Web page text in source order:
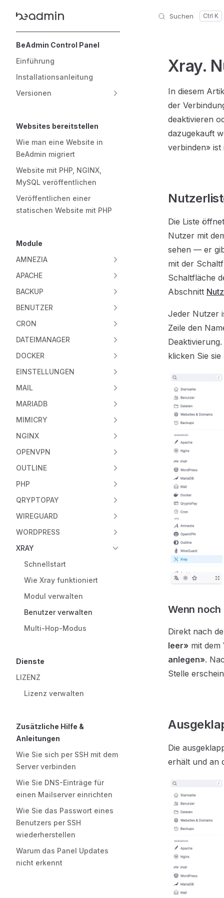
Skip to content Suchen
BeAdmin Control Panel
Einführung
Installationsanleitung
Versionen
Websites bereitstellen
Wie man eine Website in
BeAdmin migriert
Website mit PHP, NGINX,
MySQL veröffentlichen
Veröffentlichen einer
statischen Website mit PHP
Module
AMNEZIA
APACHE
BACKUP
BENUTZER
CRON
DATEIMANAGER
DOCKER
EINSTELLUNGEN
MAIL
MARIADB
MIMICRY
NGINX
OPENVPN
OUTLINE
PHP
QRYPTOPAY
WIREGUARD
WORDPRESS
XRAY
Schnellstart
Wie Xray funktioniert
Modul verwalten
Benutzer verwalten
Multi-Hop-Modus
Dienste
LIZENZ
Lizenz verwalten
Zusätzliche Hilfe &
Anleitungen
Wie Sie sich per SSH mit dem
Server verbinden
Wie Sie DNS-Einträge für
einen Mailserver einrichten
Wie Sie das Passwort eines
Benutzers per SSH
wiederherstellen
Warum das Panel Updates
nicht erkennt
Xray.
In diesem
der
deaktivieren
dazugekauft
verbinden»
Die Liste
Nutzer mit
sehen — er
mit der
Schaltfläche
Abschnitt
Jeder Nutzer
Zeile den
klicken Sie
Wenn
Direkt nach
leer» mit
anlegen».
Stelle
Die
erhält und an